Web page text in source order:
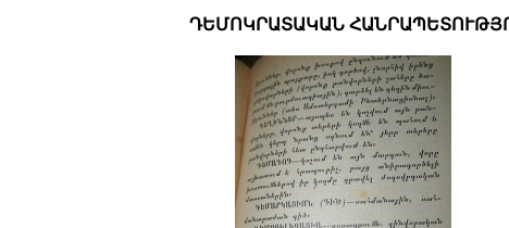
ԴԵՄՈԿՐԱՏԱԿԱՆ